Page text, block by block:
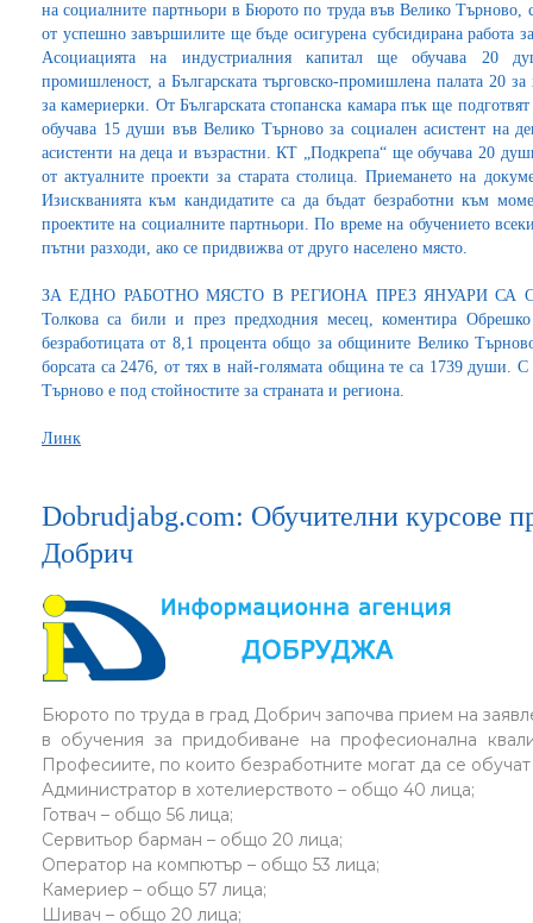
на социалните партньори в Бюрото по труда във Велико
от успешно завършилите ще бъде осигурена субсидирана работа
Асоциацията на индустриалния капитал ще обучава 20
промишленост, а Българската търговско-промишлена палата 20
за камериерки. От Българската стопанска камара пък ще
обучава 15 души във Велико Търново за социален асистент на
асистенти на деца и възрастни. КТ „Подкрепа“ ще обучава 20
от актуалните проекти за старата столица. Приемането на
Изискванията към кандидатите са да бъдат безработни към
проектите на социалните партньори. По време на обучението
пътни разходи, ако се придвижва от друго населено място.
ЗА ЕДНО РАБОТНО МЯСТО В РЕГИОНА ПРЕЗ ЯНУАРИ СА
Толкова са били и през предходния месец, коментира
безработицата от 8,1 процента общо за общините Велико
борсата са 2476, от тях в най-голямата община те са 1739 души.
Търново е под стойностите за страната и региона.
Линк
Dobrudjabg.com: Обучителни курсове
Добрич
Бюрото по труда в град Добрич започва прием на
в обучения за придобиване на професионална
Професиите, по които безработните могат да се обучат
Администратор в хотелиерството – общо 40 лица;
Готвач – общо 56 лица;
Сервитьор барман – общо 20 лица;
Оператор на компютър – общо 53 лица;
Камериер – общо 57 лица;
Шивач – общо 20 лица;